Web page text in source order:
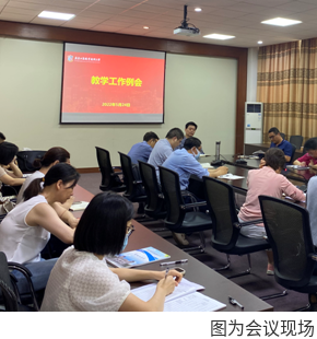
图为会议现场